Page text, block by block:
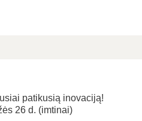
patikusią inovaciją!
26 d. (imtinai)